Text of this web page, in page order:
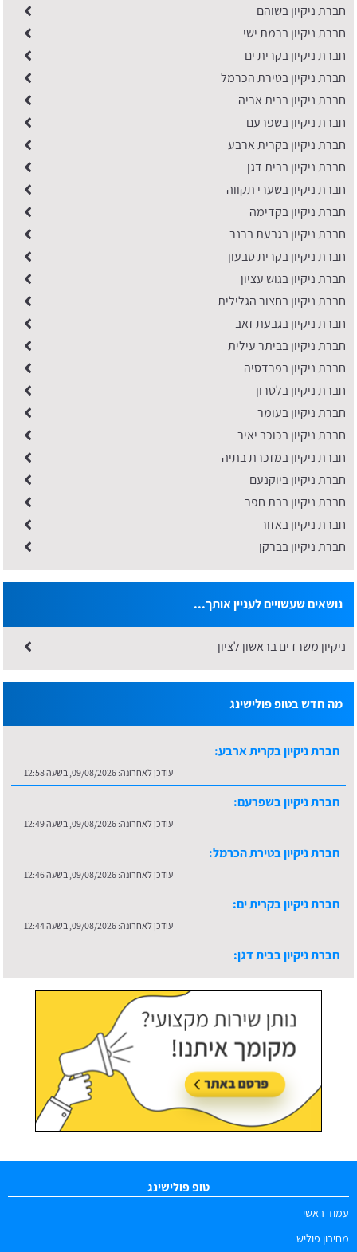
חברת ניקיון בשוהם
חברת ניקיון ברמת ישי
חברת ניקיון בקרית ים
חברת ניקיון בטירת הכרמל
חברת ניקיון בבית אריה
חברת ניקיון בשפרעם
חברת ניקיון בקרית ארבע
חברת ניקיון בבית דגן
חברת ניקיון בשערי תקווה
חברת ניקיון בקדימה
חברת ניקיון בגבעת ברנר
חברת ניקיון בקרית טבעון
חברת ניקיון בגוש עציון
חברת ניקיון בחצור הגלילית
חברת ניקיון בגבעת זאב
חברת ניקיון בביתר עילית
חברת ניקיון בפרדסיה
חברת ניקיון בלטרון
חברת ניקיון בעומר
חברת ניקיון בכוכב יאיר
חברת ניקיון במזכרת בתיה
חברת ניקיון ביוקנעם
חברת ניקיון בבת חפר
חברת ניקיון באזור
חברת ניקיון בברקן
נושאים שעשויים לעניין אותך...
​ניקיון משרדים בראשון לציון
מה חדש בטופ פולישינג
חברת ניקיון בקרית ארבע:
עודכן לאחרונה: 09/08/2026, בשעה 12:58
חברת ניקיון בשפרעם:
עודכן לאחרונה: 09/08/2026, בשעה 12:49
חברת ניקיון בטירת הכרמל:
עודכן לאחרונה: 09/08/2026, בשעה 12:46
חברת ניקיון בקרית ים:
עודכן לאחרונה: 09/08/2026, בשעה 12:44
חברת ניקיון בבית דגן:
עודכן לאחרונה:09/08/2026, בשעה 13:06
טופ פולישינג
עמוד ראשי
מחירון פוליש